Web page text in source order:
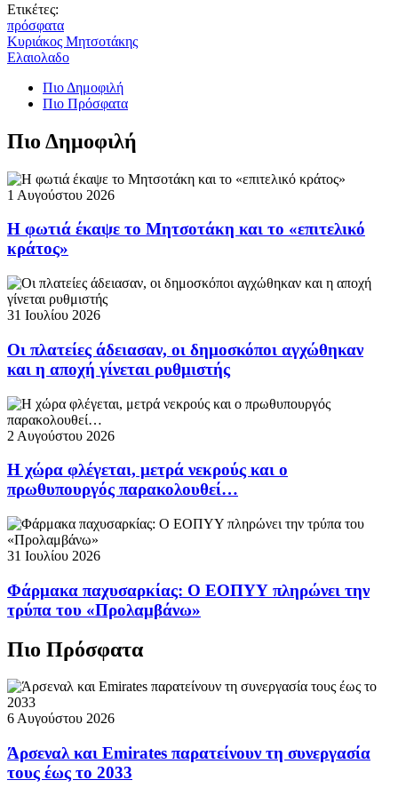
Ετικέτες:
πρόσφατα
Κυριάκος Μητσοτάκης
Ελαιολαδο
Πιο Δημοφιλή
Πιο Πρόσφατα
Πιο Δημοφιλή
1 Αυγούστου 2026
Η φωτιά έκαψε το Μητσοτάκη και το «επιτελικό
κράτος»
31 Ιουλίου 2026
Οι πλατείες άδειασαν, οι δημοσκόποι αγχώθηκαν
και η αποχή γίνεται ρυθμιστής
2 Αυγούστου 2026
Η χώρα φλέγεται, μετρά νεκρούς και ο
πρωθυπουργός παρακολουθεί…
31 Ιουλίου 2026
Φάρμακα παχυσαρκίας: Ο ΕΟΠΥΥ πληρώνει την
τρύπα του «Προλαμβάνω»
Πιο Πρόσφατα
6 Αυγούστου 2026
Άρσεναλ και Emirates παρατείνουν τη συνεργασία
τους έως το 2033